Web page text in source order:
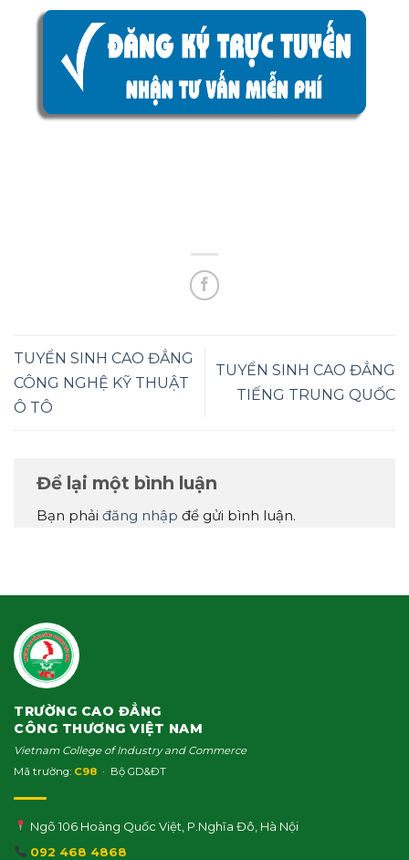
TUYỂN SINH CAO ĐẲNG
CÔNG NGHỆ KỸ THUẬT
Ô TÔ
TUYỂN SINH CAO ĐẲNG
TIẾNG TRUNG QUỐC
Để lại một bình luận
Bạn phải đăng nhập để gửi bình luận.
TRƯỜNG CAO ĐẲNG
CÔNG THƯƠNG VIỆT NAM
Vietnam College of Industry and Commerce
Mã trường: C98 · Bộ GD&ĐT
Ngõ 106 Hoàng Quốc Việt, P.Nghĩa Đô, Hà Nội
092 468 4868